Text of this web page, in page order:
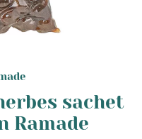
sachet
Ramade